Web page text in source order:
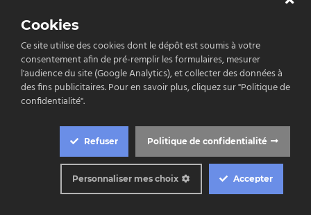
Cookies
Ce site utilise des cookies dont le dépôt est soumis à votre
consentement afin de pré-remplir les formulaires, mesurer
l'audience du site (Google Analytics), et collecter des données à
des fins publicitaires. Pour en savoir plus, cliquez sur "Politique de
confidentialité".
Politique de confidentialité
Refuser
Accepter
Personnaliser mes choix